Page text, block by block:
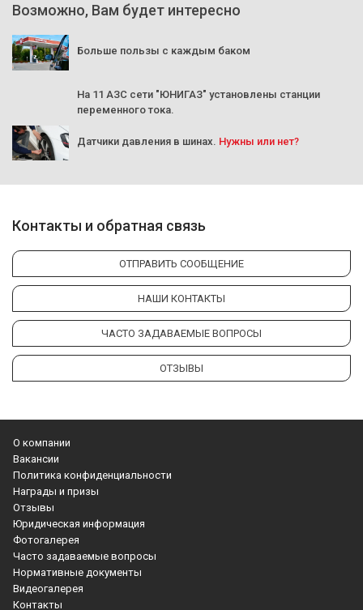
Возможно, Вам будет интересно
Больше пользы с каждым баком
На 11 АЗС сети "ЮНИГАЗ" установлены станции
переменного тока.
Датчики давления в шинах. Нужны или нет?
О компании
Вакансии
Политика конфиденциальности
Награды и призы
Отзывы
Юридическая информация
Фотогалерея
Часто задаваемые вопросы
Нормативные документы
Видеогалерея
Контакты
Контакты и обратная связь
ОТПРАВИТЬ СООБЩЕНИЕ
НАШИ КОНТАКТЫ
ЧАСТО ЗАДАВАЕМЫЕ ВОПРОСЫ
ОТЗЫВЫ